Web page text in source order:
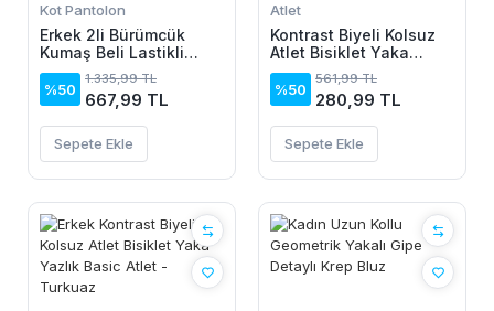
Kot Pantolon
Erkek 2li Bürümcük
Kumaş Beli Lastikli
Bağcıklı Bol Paça
Pantolon - Beyaz/Vizon
%50
1.335,99 TL
667,99 TL
Sepete Ekle
Atlet
Kontrast Biyeli Kolsuz
Atlet Bisiklet Yaka
Yazlık Basic Atlet -
Turkuaz
%50
561,99 TL
280,99 TL
Sepete Ekle